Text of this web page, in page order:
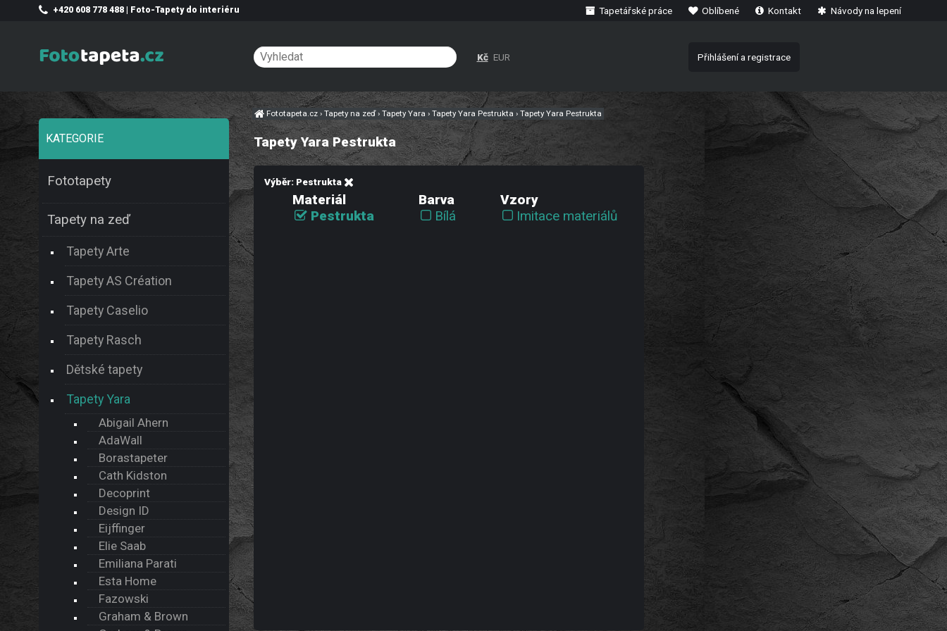
Tapety Yara Pestrukta
Výběr: Pestrukta
Materiál
Pestrukta
Barva
Bílá
Vzory
Imitace materiálů
KATEGORIE
Fototapety
Tapety na zeď
Tapety Arte
Tapety AS Création
Tapety Caselio
Tapety Rasch
Dětské tapety
Tapety Yara
Abigail Ahern
AdaWall
Borastapeter
Cath Kidston
Decoprint
Design ID
Eijffinger
Elie Saab
Emiliana Parati
Esta Home
Fazowski
Graham & Brown
Tapetářské práce Oblíbené Kontakt Návody na lepení
Fototapeta.cz›Tapety na zeď›Tapety Yara ›Tapety Yara Pestrukta ›Tapety Yara Pestrukta
+420 608 778 488 | Foto-Tapety do interiéru
Kč EUR Přihlášení a registrace